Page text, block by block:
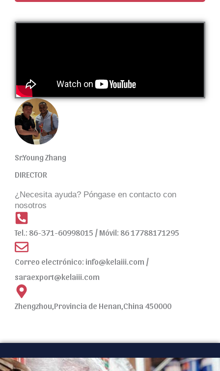
Sr.Young Zhang
DIRECTOR
¿Necesita ayuda? Póngase en contacto con
nosotros
Tel.: 86-371-60998015 / Móvil: 86 17788171295
Correo electrónico: info@kelaiii.com /
saraexport@kelaiii.com
Zhengzhou,Provincia de Henan,China 450000